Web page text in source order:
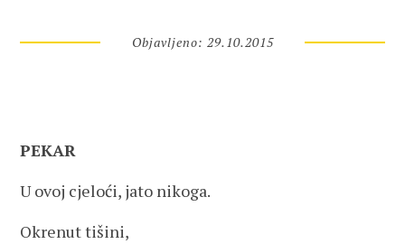
Objavljeno: 29.10.2015
PEKAR
U ovoj cjeloći, jato nikoga.
Okrenut tišini,